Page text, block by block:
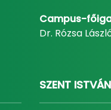
Campus-
Dr. Rózsa
SZENT